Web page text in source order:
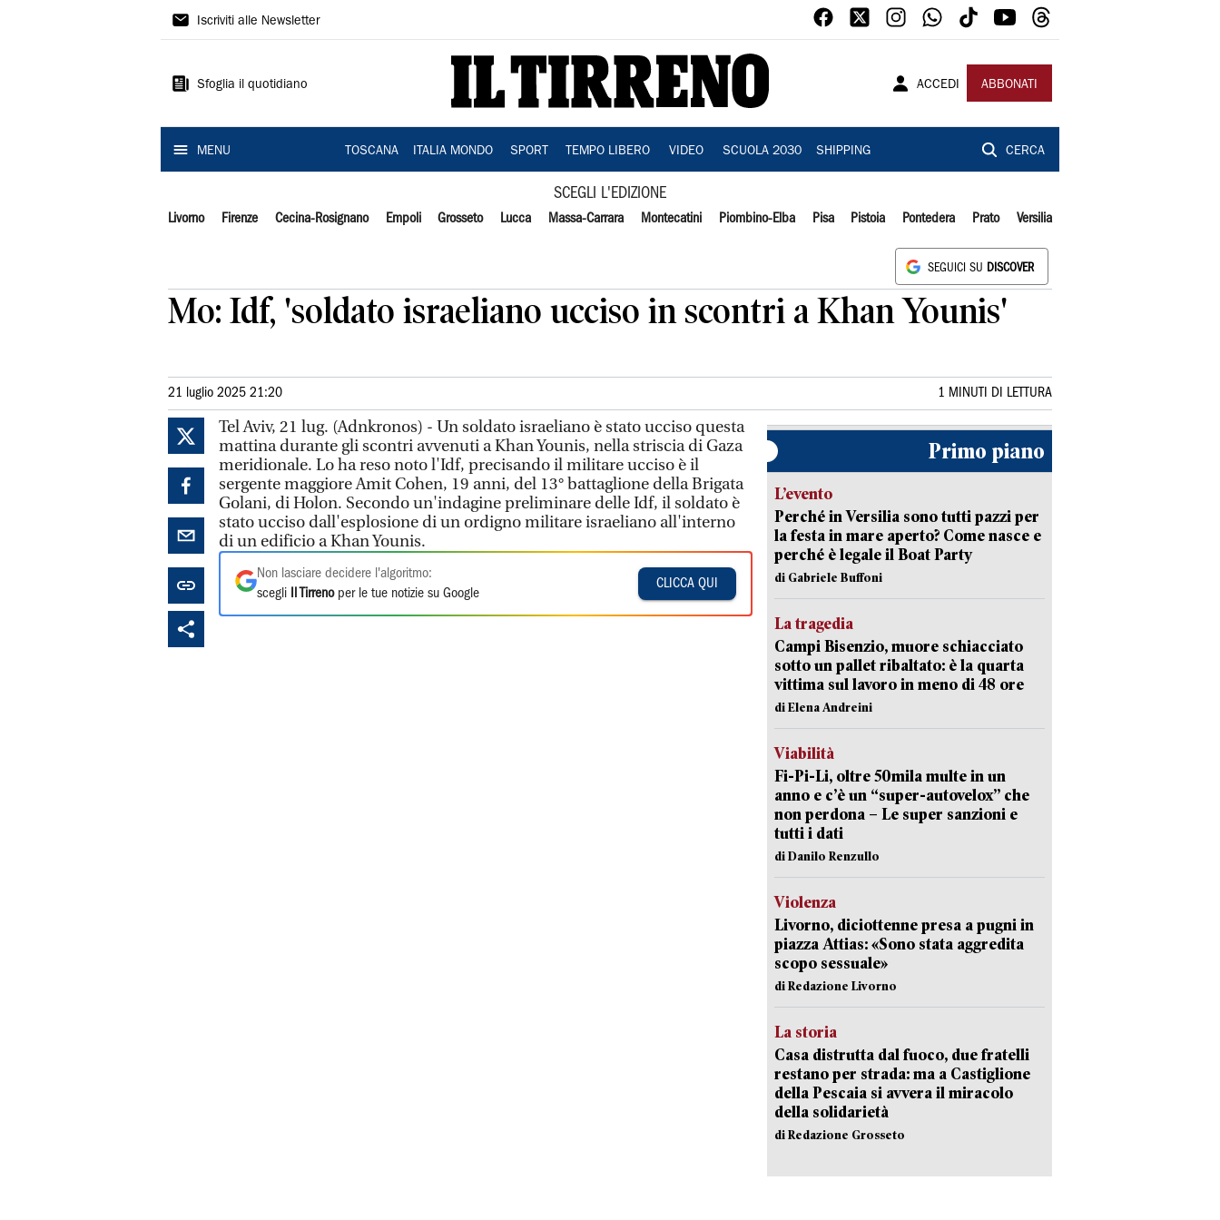
Il
Iscriviti alle Newsletter
Sfoglia il quotidiano ACCEDI ABBONATI
MENU TOSCANA ITALIA MONDO SPORT TEMPO LIBERO VIDEO SCUOLA 2030 SHIPPING CERCA
SCEGLI L'EDIZIONE
Livorno Firenze Cecina-Rosignano Empoli Grosseto Lucca Massa-Carrara Montecatini Piombino-Elba Pisa Pistoia Pontedera Prato Versilia
SEGUICI SU DISCOVER
Mo: Idf, 'soldato israeliano ucciso in scontri a Khan Younis'
21 luglio 2025 21:20 1 MINUTI DI LETTURA
Tel Aviv, 21 lug. (Adnkronos) - Un soldato israeliano è stato ucciso questa
mattina durante gli scontri avvenuti a Khan Younis, nella striscia di Gaza
meridionale. Lo ha reso noto l'Idf, precisando il militare ucciso è il
sergente maggiore Amit Cohen, 19 anni, del 13° battaglione della Brigata
Golani, di Holon. Secondo un'indagine preliminare delle Idf, il soldato è
stato ucciso dall'esplosione di un ordigno militare israeliano all'interno
di un edificio a Khan Younis.
Non lasciare decidere l'algoritmo:
scegli
Il Tirrenoper le tue notizie su Google
CLICCA QUI
Primo piano
L’evento
Perché in Versilia sono tutti pazzi per
la festa in mare aperto? Come nasce e
perché è legale il Boat Party
di Gabriele Buffoni
La tragedia
Campi Bisenzio, muore schiacciato
sotto un pallet ribaltato: è la quarta
vittima sul lavoro in meno di 48 ore
di Elena Andreini
Viabilità
Fi-Pi-Li, oltre 50mila multe in un
anno e c’è un “super-autovelox” che
non perdona – Le super sanzioni e
tutti i dati
di Danilo Renzullo
Violenza
Livorno, diciottenne presa a pugni in
piazza Attias: «Sono stata aggredita
scopo sessuale»
di Redazione Livorno
La storia
Casa distrutta dal fuoco, due fratelli
restano per strada: ma a Castiglione
della Pescaia si avvera il miracolo
della solidarietà
di Redazione Grosseto